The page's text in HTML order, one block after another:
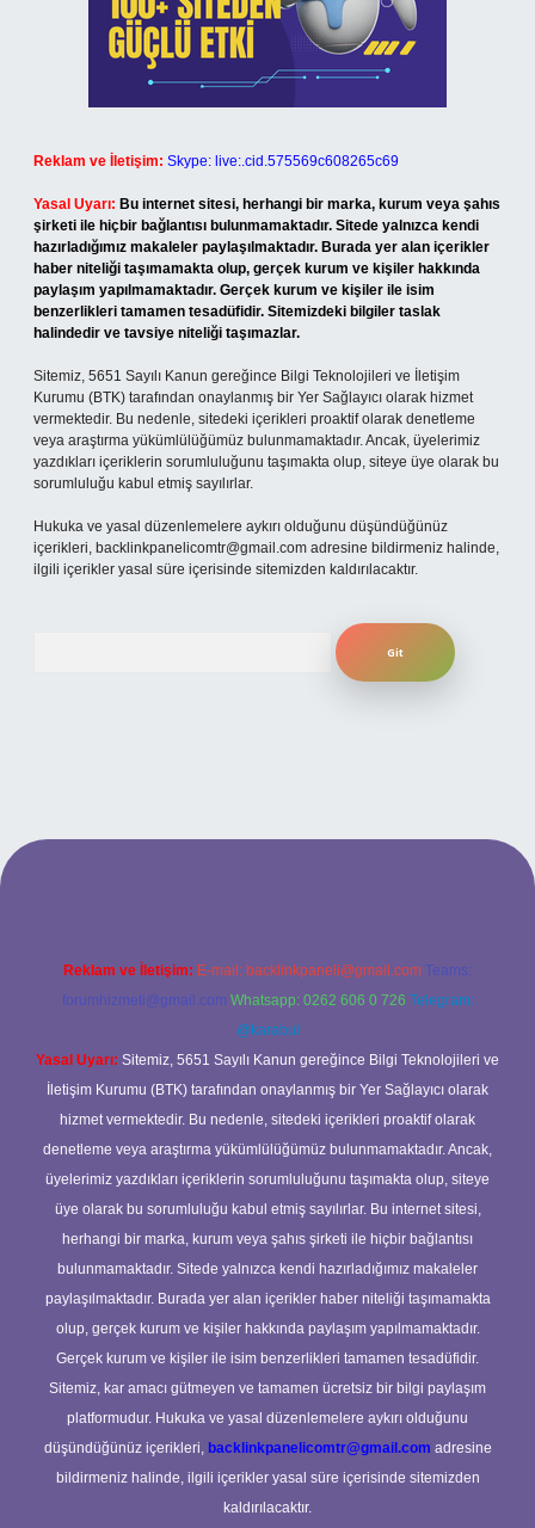
Reklam ve İletişim: Skype: live:.cid.575569c608265c69
Yasal Uyarı: Bu internet sitesi, herhangi bir marka, kurum veya şahıs
şirketi ile hiçbir bağlantısı bulunmamaktadır. Sitede yalnızca kendi
hazırladığımız makaleler paylaşılmaktadır. Burada yer alan içerikler
haber niteliği taşımamakta olup, gerçek kurum ve kişiler hakkında
paylaşım yapılmamaktadır. Gerçek kurum ve kişiler ile isim
benzerlikleri tamamen tesadüfidir. Sitemizdeki bilgiler taslak
halindedir ve tavsiye niteliği taşımazlar.
Sitemiz, 5651 Sayılı Kanun gereğince Bilgi Teknolojileri ve İletişim
Kurumu (BTK) tarafından onaylanmış bir Yer Sağlayıcı olarak hizmet
vermektedir. Bu nedenle, sitedeki içerikleri proaktif olarak denetleme
veya araştırma yükümlülüğümüz bulunmamaktadır. Ancak, üyelerimiz
yazdıkları içeriklerin sorumluluğunu taşımakta olup, siteye üye olarak bu
sorumluluğu kabul etmiş sayılırlar.
Hukuka ve yasal düzenlemelere aykırı olduğunu düşündüğünüz
içerikleri, backlinkpanelicomtr@gmail.com adresine bildirmeniz halinde,
ilgili içerikler yasal süre içerisinde sitemizden kaldırılacaktır.
Reklam ve İletişim: E-mail: backlinkpaneli@gmail.com Teams:
forumhizmeti@gmail.com Whatsapp: 0262 606 0 726 Telegram:
@karabul
Yasal Uyarı: Sitemiz, 5651 Sayılı Kanun gereğince Bilgi Teknolojileri ve
İletişim Kurumu (BTK) tarafından onaylanmış bir Yer Sağlayıcı olarak
hizmet vermektedir. Bu nedenle, sitedeki içerikleri proaktif olarak
denetleme veya araştırma yükümlülüğümüz bulunmamaktadır. Ancak,
üyelerimiz yazdıkları içeriklerin sorumluluğunu taşımakta olup, siteye
üye olarak bu sorumluluğu kabul etmiş sayılırlar. Bu internet sitesi,
herhangi bir marka, kurum veya şahıs şirketi ile hiçbir bağlantısı
bulunmamaktadır. Sitede yalnızca kendi hazırladığımız makaleler
paylaşılmaktadır. Burada yer alan içerikler haber niteliği taşımamakta
olup, gerçek kurum ve kişiler hakkında paylaşım yapılmamaktadır.
Gerçek kurum ve kişiler ile isim benzerlikleri tamamen tesadüfidir.
Sitemiz, kar amacı gütmeyen ve tamamen ücretsiz bir bilgi paylaşım
platformudur. Hukuka ve yasal düzenlemelere aykırı olduğunu
düşündüğünüz içerikleri, backlinkpanelicomtr@gmail.com adresine
bildirmeniz halinde, ilgili içerikler yasal süre içerisinde sitemizden
kaldırılacaktır.